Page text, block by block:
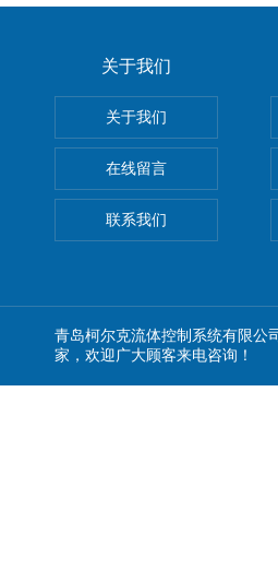
关于我们
关于我们
在线留言
联系我们
青岛柯尔克流体控制系统有限公
家，欢迎广大顾客来电咨询！